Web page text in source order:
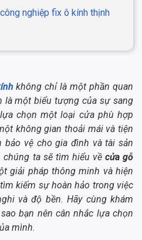
nghiệp fix ô kính thịnh
không chỉ là một phần quan
là một biểu tượng của sự sang
chọn một loại cửa phù hợp
không gian thoải mái và tiện
bảo vệ cho gia đình và tài sản
chúng ta sẽ tìm hiểu về cửa gỗ
giải pháp thông minh và hiện
kiếm sự hoàn hảo trong việc
và độ bền. Hãy cùng khám
bạn nên cân nhắc lựa chọn
mình.